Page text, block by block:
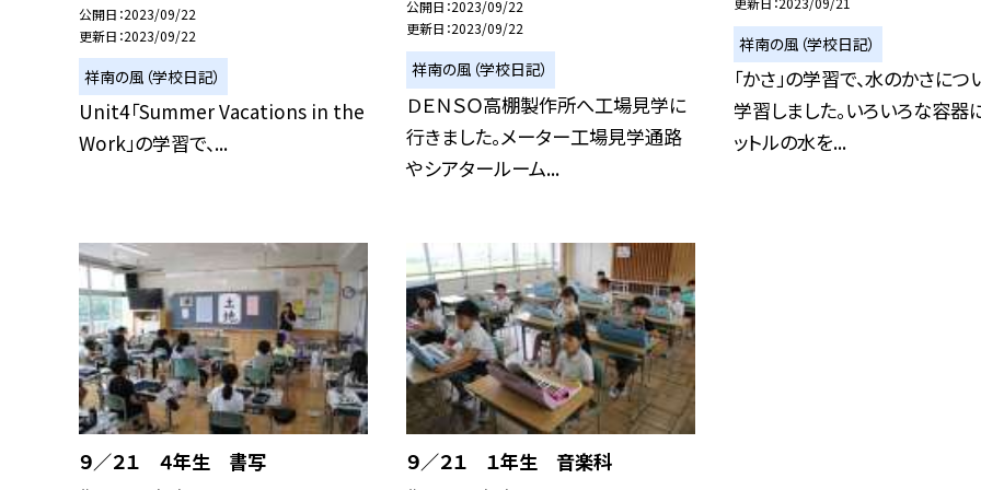
公開日 2023/09/22
更新日 2023/09/22
祥南の風（学校日記）
Unit4「Summer Vacations in the
Work」の学習で、...
公開日 2023/09/22
更新日 2023/09/22
祥南の風（学校日記）
ＤＥＮＳＯ高棚製作所へ工場見学に
行きました。メーター工場見学通路
やシアタールーム...
祥南の風（学校日記）
「かさ」の学習で、水のかさにつ
学習しました。いろいろな容器
ットルの水を...
９／２１ ４年生 書写 ９／２１ １年生 音楽科